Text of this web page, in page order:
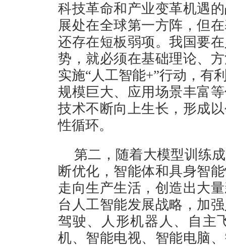
科技革命和产业变革机遇
展处在全球第一方阵，但
还存在短板弱项。我国要
势，就必须在基础理论、
实施“人工智能+”行动，有
规模巨大、应用场景丰富
技术不断向上生长，形成
性循环。
第二，随着大模型训练
断优化，智能体和具身智
走向生产生活，创造出大
台人工智能发展战略，加
驾驶、人形机器人、自主
机、智能电视、智能电脑